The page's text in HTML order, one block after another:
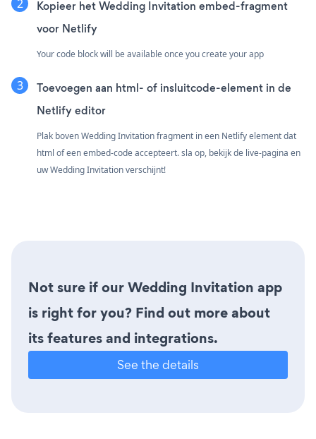
Kopieer het Wedding Invitation embed-fragment
voor Netlify
Your code block will be available once you create your app
Toevoegen aan html- of insluitcode-element in de
Netlify editor
Plak boven Wedding Invitation fragment in een Netlify element dat
html of een embed-code accepteert. sla op, bekijk de live-pagina en
uw Wedding Invitation verschijnt!
Not sure if our Wedding Invitation app
is right for you? Find out more about
its features and integrations.
See the details